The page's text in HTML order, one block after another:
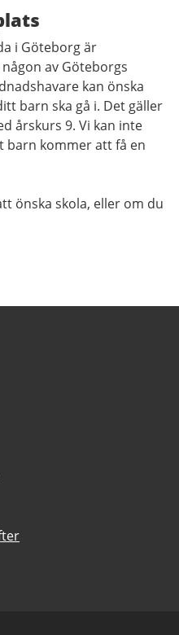
i Göteborg är
av Göteborgs
kan önska
barn ska gå i. Det gäller
årskurs 9. Vi kan inte
barn kommer att få en
önska skola, eller om du